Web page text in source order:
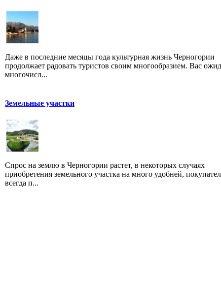
Даже в последние месяцы года культурная жизнь Черногории
продолжает радовать туристов своим многообразием. Вас
многочисл...
Земельные участки
Спрос на землю в Черногории растет, в некоторых случаях
приобретения земельного участка на много удобней,
всегда п...